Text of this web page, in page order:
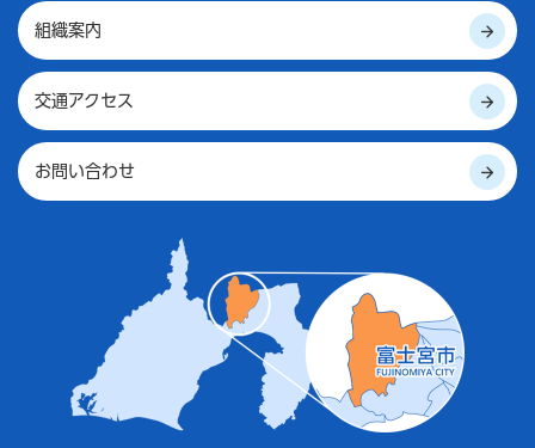
組織案内
交通アクセス
お問い合わせ